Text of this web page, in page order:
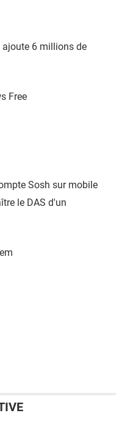
ajoute 6 millions de
Free
Sosh sur mobile
le DAS d'un